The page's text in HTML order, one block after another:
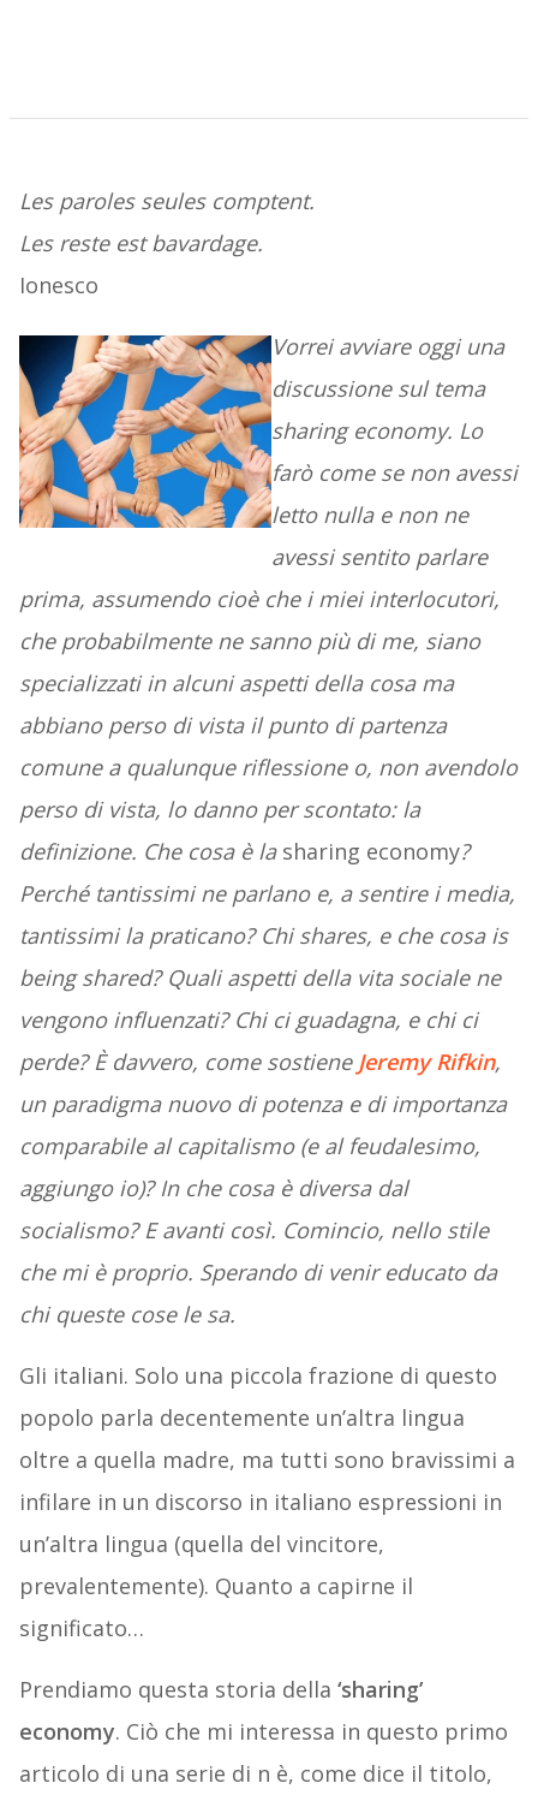
Les paroles seules comptent.
Les reste est bavardage.
Ionesco
Vorrei avviare oggi una
discussione sul tema
sharing economy. Lo
farò come se non avessi
letto nulla e non ne
avessi sentito parlare
prima, assumendo cioè che i miei interlocutori,
che probabilmente ne sanno più di me, siano
specializzati in alcuni aspetti della cosa ma
abbiano perso di vista il punto di partenza
comune a qualunque riflessione o, non avendolo
perso di vista, lo danno per scontato: la
definizione. Che cosa è la sharing economy?
Perché tantissimi ne parlano e, a sentire i media,
tantissimi la praticano? Chi shares, e che cosa is
being shared? Quali aspetti della vita sociale ne
vengono influenzati? Chi ci guadagna, e chi ci
perde? È davvero, come sostiene Jeremy Rifkin,
un paradigma nuovo di potenza e di importanza
comparabile al capitalismo (e al feudalesimo,
aggiungo io)? In che cosa è diversa dal
socialismo? E avanti così. Comincio, nello stile
che mi è proprio. Sperando di venir educato da
chi queste cose le sa.
Gli italiani. Solo una piccola frazione di questo
popolo parla decentemente un’altra lingua
oltre a quella madre, ma tutti sono bravissimi a
infilare in un discorso in italiano espressioni in
un’altra lingua (quella del vincitore,
prevalentemente). Quanto a capirne il
significato…
Prendiamo questa storia della ‘sharing’
economy. Ciò che mi interessa in questo primo
articolo di una serie di n è, come dice il titolo,